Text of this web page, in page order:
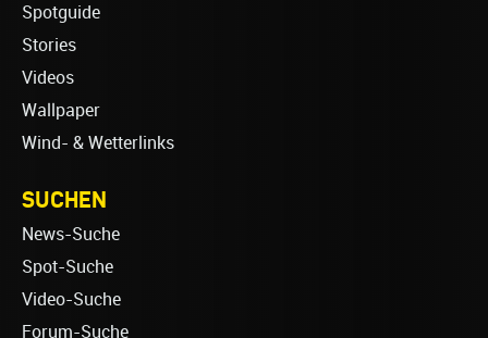
Spotguide
Stories
Videos
Wallpaper
Wind- & Wetterlinks
SUCHEN
News-Suche
Spot-Suche
Video-Suche
Forum-Suche